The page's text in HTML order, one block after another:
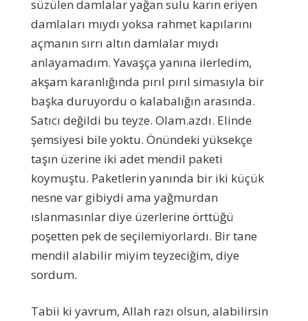
süzülen damlalar yağan sulu karın eriyen
damlaları mıydı yoksa rahmet kapılarını
açmanın sırrı altın damlalar mıydı
anlayamadım. Yavaşça yanına ilerledim,
akşam karanlığında pırıl pırıl simasıyla bir
başka duruyordu o kalabalığın arasında.
Satıcı değildi bu teyze. Olam.azdı. Elinde
şemsiyesi bile yoktu. Önündeki yüksekçe
taşın üzerine iki adet mendil paketi
koymuştu. Paketlerin yanında bir iki küçük
nesne var gibiydi ama yağmurdan
ıslanmasınlar diye üzerlerine örttüğü
poşetten pek de seçilemiyorlardı. Bir tane
mendil alabilir miyim teyzeciğim, diye
sordum.
Tabii ki yavrum, Allah razı olsun, alabilirsin